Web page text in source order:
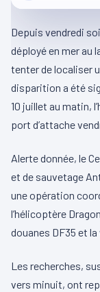
Depuis vendredi
déployé en mer au
tenter de localiser
disparition a été
10 juillet au matin,
port d’attache
Alerte donnée, le
et de sauvetage
une opération
l’hélicoptère
douanes DF35 et
Les recherches,
vers minuit, ont